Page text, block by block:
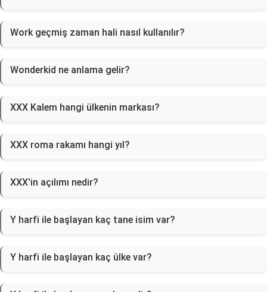
Work geçmiş zaman hali nasıl kullanılır?
Wonderkid ne anlama gelir?
XXX Kalem hangi ülkenin markası?
XXX roma rakamı hangi yıl?
XXX'in açılımı nedir?
Y harfi ile başlayan kaç tane isim var?
Y harfi ile başlayan kaç ülke var?